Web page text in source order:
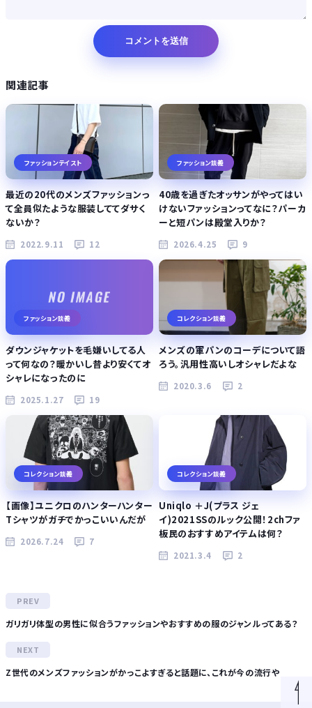
関連記事
ファッションテイスト
最近の20代のメンズファッションっ
て全員似たような服装しててダサく
ないか？
2022.9.11 12
ファッション談義
40歳を過ぎたオッサンがやってはい
けないファッションってなに？パーカ
ーと短パンは殿堂入りか？
2026.4.25 9
ファッション談義
ダウンジャケットを毛嫌いしてる人
って何なの？暖かいし昔より安くてオ
シャレになったのに
2025.1.27 19
コレクション談義
メンズの軍パンのコーデについて語
ろう。汎用性高いしオシャレだよな
2020.3.6 2
コレクション談義
【画像】ユニクロのハンターハンター
Tシャツがガチでかっこいいんだが
2026.7.24 7
コレクション談義
Uniqlo ＋J(プラス ジェ
イ)2021SSのルック公開！2chファ
板民のおすすめアイテムは何？
2021.3.4 2
ガリガリ体型の男性に似合うファッションやおすすめの服のジャンルってある？
Z世代のメンズファッションがかっこよすぎると話題に、これが今の流行や